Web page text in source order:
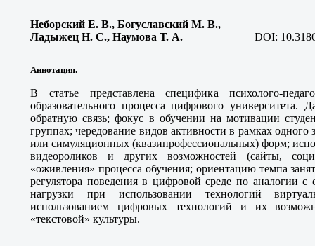
Неборский Е. В., Богуславский М. В.,
Ладыжец Н. С., Наумова Т. А. DOI:
Аннотация.
В статье представлена специфика психолого-
образовательного процесса цифрового
обратную связь; фокус в обучении на мотивации
группах; чередование видов активности в рамках одного
или симуляционных (квазипрофессиональных) форм;
видеороликов и других возможностей (сайты,
«оживления» процесса обучения; ориентацию темпа
регулятора поведения в цифровой среде по аналогии с
нагрузки при использовании технологий
использованием цифровых технологий и их
«текстовой» культуры.